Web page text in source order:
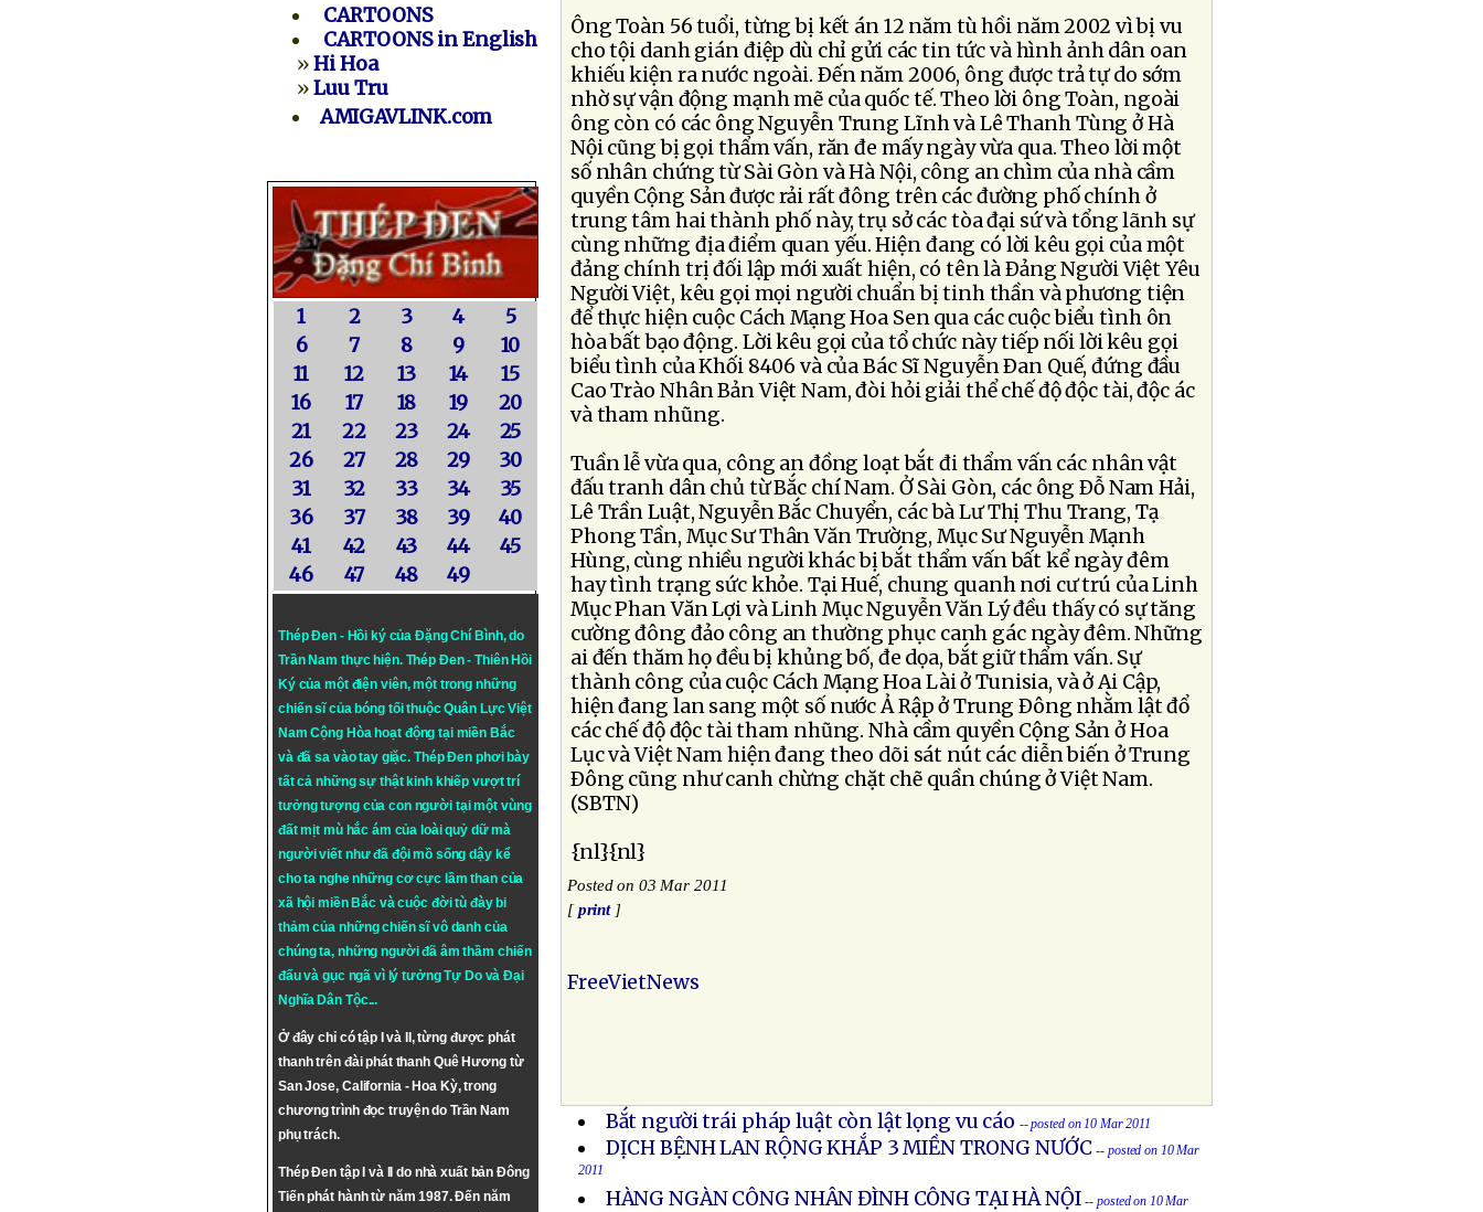
CARTOONS
CARTOONS in English
»Hi Hoa
»Luu Tru
AMIGAVLINK.com
1 2 3 4
5
6
7 8 9
10
11
12 13 14
15
16
17 18 19
20
21
22 23 24
25
26
27 28 29
30
31
32 33 34
35
36
37 38 39
40
41
42 43 44
45
46
47 48 49
Thép Đen - Hồi ký của Đặng Chí Bình, do
Trần Nam thực hiện. Thép Đen- Thiên Hồi
Ký của một điện viên, một trong những
chiến sĩ của bóng tối thuộc Quân Lực Việt
Nam Cộng Hòa hoạt động tại miền Bắc
và đã sa vào tay giặc. Thép Đen phơi bày
tất cả những sự thật kinh khiếp vượt trí
tưởng tượng của con người tại một vùng
đất mịt mù hắc ám của loài quỷ dữ mà
người viết như đã đội mồ sống dậy kể
cho ta nghe những cơ cực lầm than của
xã hội miền Bắc và cuộc đời tù đày bi
thảm của những chiến sĩ vô danh của
chúng ta, những người đã âm thầm chiến
đấu và gục ngã vì lý tưởngTự DovàĐại
Nghĩa Dân Tộc...
Ở đây chỉ có tập I và II, từng được phát
thanh trên đài phát thanh Quê Hương từ
San Jose, California - Hoa Kỳ, trong
chương trình đọc truyện do Trần Nam
phụ trách.
Thép Đen tập I và II do nhà xuất bản Đông
Tiến phát hành từ năm 1987. Đến năm
Ông Toàn 56 tuổi, từng bị kết án 12 năm tù hồi năm 2002 vì bị vu
cho tội danh gián điệp dù chỉ gửi các tin tức và hình ảnh dân oan
khiếu kiện ra nước ngoài. Ðến năm 2006, ông được trả tự do sớm
nhờ sự vận động mạnh mẽ của quốc tế. Theo lời ông Toàn, ngoài
ông còn có các ông Nguyễn Trung Lĩnh và Lê Thanh Tùng ở Hà
Nội cũng bị gọi thẩm vấn, răn đe mấy ngày vừa qua. Theo lời một
số nhân chứng từ Sài Gòn và Hà Nội, công an chìm của nhà cầm
quyền Cộng Sản được rải rất đông trên các đường phố chính ở
trung tâm hai thành phố này, trụ sở các tòa đại sứ và tổng lãnh sự
cùng những địa điểm quan yếu. Hiện đang có lời kêu gọi của một
đảng chính trị đối lập mới xuất hiện, có tên là Ðảng Người Việt Yêu
Người Việt, kêu gọi mọi người chuẩn bị tinh thần và phương tiện
để thực hiện cuộc Cách Mạng Hoa Sen qua các cuộc biểu tình ôn
hòa bất bạo động. Lời kêu gọi của tổ chức này tiếp nối lời kêu gọi
biểu tình của Khối 8406 và của Bác Sĩ Nguyễn Ðan Quế, đứng đầu
Cao Trào Nhân Bản Việt Nam, đòi hỏi giải thể chế độ độc tài, độc ác
và tham nhũng.
Tuần lễ vừa qua, công an đồng loạt bắt đi thẩm vấn các nhân vật
đấu tranh dân chủ từ Bắc chí Nam. Ở Sài Gòn, các ông Ðỗ Nam Hải,
Lê Trần Luật, Nguyễn Bắc Chuyển, các bà Lư Thị Thu Trang, Tạ
Phong Tần, Mục Sư Thân Văn Trường, Mục Sư Nguyễn Mạnh
Hùng, cùng nhiều người khác bị bắt thẩm vấn bất kể ngày đêm
hay tình trạng sức khỏe. Tại Huế, chung quanh nơi cư trú của Linh
Mục Phan Văn Lợi và Linh Mục Nguyễn Văn Lý đều thấy có sự tăng
cường đông đảo công an thường phục canh gác ngày đêm. Những
ai đến thăm họ đều bị khủng bố, đe dọa, bắt giữ thẩm vấn. Sự
thành công của cuộc Cách Mạng Hoa Lài ở Tunisia, và ở Ai Cập,
hiện đang lan sang một số nước Ả Rập ở Trung Ðông nhằm lật đổ
các chế độ độc tài tham nhũng. Nhà cầm quyền Cộng Sản ở Hoa
Lục và Việt Nam hiện đang theo dõi sát nút các diễn biến ở Trung
Ðông cũng như canh chừng chặt chẽ quần chúng ở Việt Nam.
(SBTN)
{nl}{nl}
Posted on 03 Mar 2011
[print]
FreeVietNews
Bắt người trái pháp luật còn lật lọng vu cáo -- posted on 10 Mar 2011
DỊCH BỆNH LAN RỘNG KHẮP 3 MIỀN TRONG NƯỚC-- posted on 10 Mar
2011
HÀNG NGÀN CÔNG NHÂN ĐÌNH CÔNG TẠI HÀ NỘI -- posted on 10 Mar